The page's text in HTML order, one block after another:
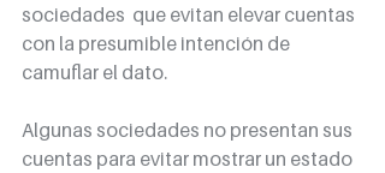
sociedades  que evitan elevar cuentas
con la presumible intención de
camuflar el dato.
Algunas sociedades no presentan sus
cuentas para evitar mostrar un estado